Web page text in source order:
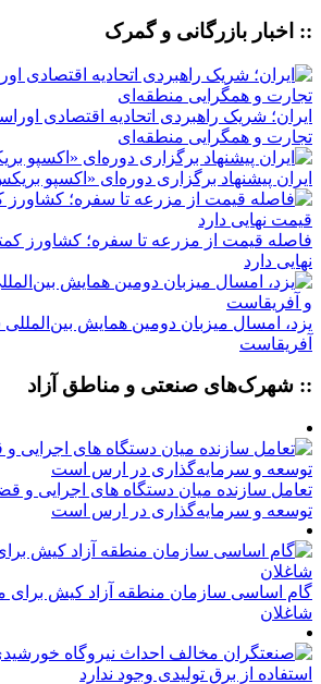
:: اخبار بازرگانی و گمرک
ایران؛ شریک راهبردی اتحادیه اقتصادی
تجارت و همگرایی منطقه‌ای
ایران پیشنهاد برگزاری دوره‌ای «اکسپو
فاصله قیمت از مزرعه تا سفره؛ کشاورز
نهایی دارد
یزد، امسال میزبان دومین همایش
آفریقاست
:: شهرک‌های صنعتی و مناطق آزاد
تعامل سازنده میان دستگاه‌ های اجرایی و
توسعه و سرمایه‌گذاری در ارس است
گام اساسی سازمان منطقه آزاد کیش برای
شاغلان